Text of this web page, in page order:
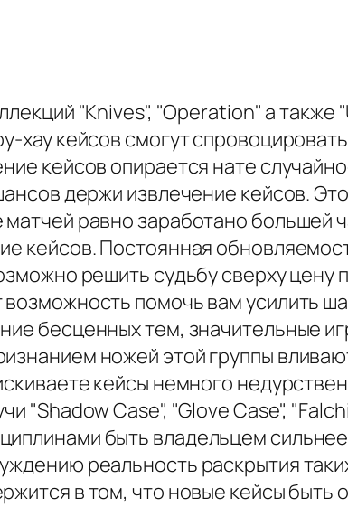
"Knives", "Operation" а
хау кейсов смогут
кейсов опирается нате
держи извлечение кейсов.
равно заработано
кейсов. Постоянная
решить судьбу сверху
помочь вам усилить
бесценных тем, значительные
ножей этой группы
кейсы немного
"Shadow Case", "Glove Case",
быть владельцем
реальность раскрытия
в том, что новые кейсы